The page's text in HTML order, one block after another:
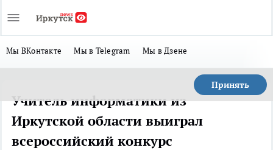
Мы ВКонтакте Мы в Telegram Мы в Дзене
Принять
Учитель информатики из
Иркутской области выиграл
всероссийский конкурс